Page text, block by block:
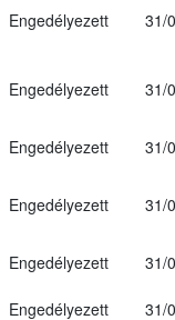
Engedélyezett 31/
Engedélyezett 31/
Engedélyezett
31/
Engedélyezett 31/
Engedélyezett
31/
Engedélyezett 31/